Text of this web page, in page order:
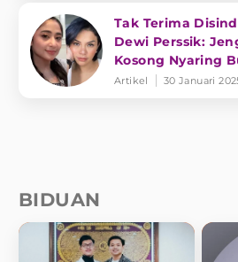
Tak Terima
Dewi Perssik:
Kosong Nyaring
Artikel 30 Januari
BIDUAN